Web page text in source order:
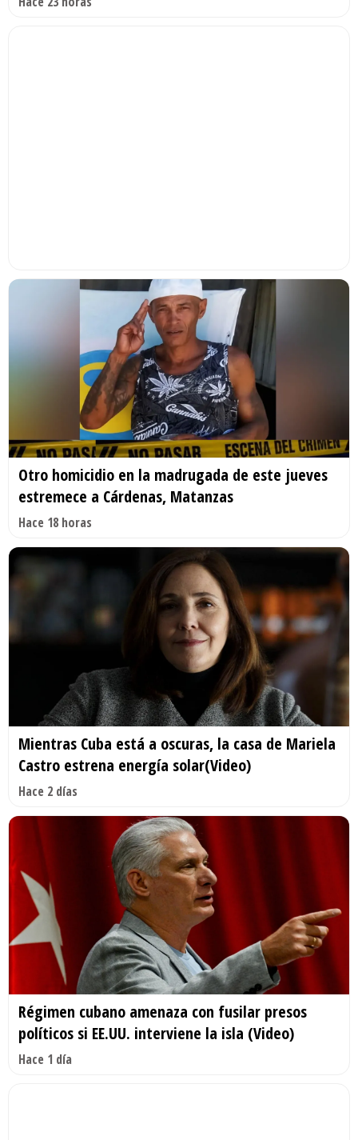
Otro homicidio en la madrugada de este jueves
estremece a Cárdenas, Matanzas
Hace 18 horas
Mientras Cuba está a oscuras, la casa de Mariela
Castro estrena energía solar(Video)
Hace 2 días
Régimen cubano amenaza con fusilar presos
políticos si EE.UU. interviene la isla (Video)
Hace 1 día